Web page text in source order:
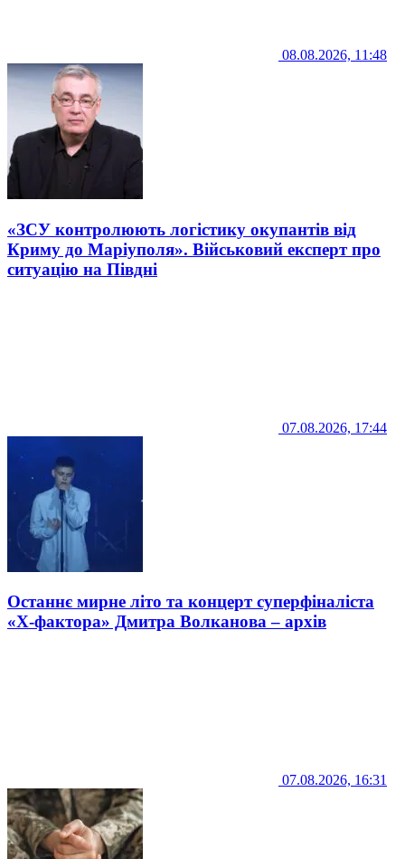
08.08.2026, 11:48
«ЗСУ контролюють логістику окупантів від
Криму до Маріуполя». Військовий експерт про
ситуацію на Півдні
07.08.2026, 17:44
Останнє мирне літо та концерт суперфіналіста
«Х-фактора» Дмитра Волканова – архів
07.08.2026, 16:31